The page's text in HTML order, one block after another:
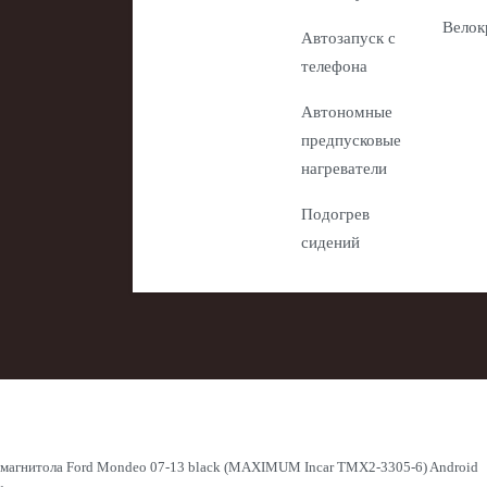
Автозапуск с
телефона
Автономные
предпусковые
нагреватели
Подогрев
сидений
Ford Mondeo 07-13 black (MAXIMUM Incar TMX2-3305-6) Android